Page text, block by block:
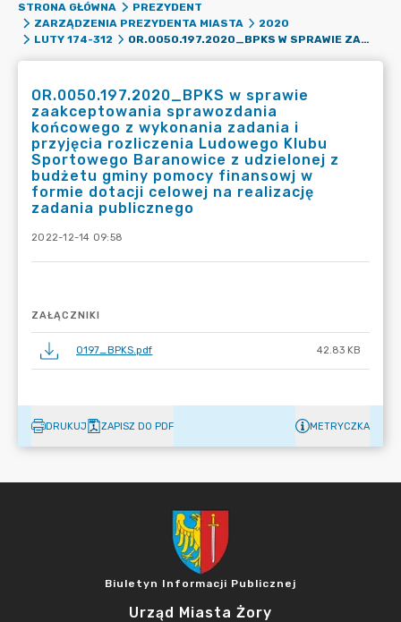
STRONA GŁÓWNA
PREZYDENT
ZARZĄDZENIA PREZYDENTA MIASTA
2020
LUTY 174-312
OR.0050.197.2020_BPKS W SPRAWIE ZAAKCEPTOWANIA SPRAWOZDANIA KOŃCOWEGO Z WYKONANIA ZADANIA I PRZYJĘCIA ROZLICZENIA LUDOWEGO KLUBU SPORTOWEGO BARANOWICE Z UDZIELONEJ Z BUDŻETU GMINY POMOCY FINANSOWJ W FORMIE DOTACJI CELOWEJ NA REALIZACJĘ ZADANIA PUBLICZNEGO
OR.0050.197.2020_BPKS w sprawie
zaakceptowania sprawozdania
końcowego z wykonania zadania i
przyjęcia rozliczenia Ludowego Klubu
Sportowego Baranowice z udzielonej z
budżetu gminy pomocy finansowj w
formie dotacji celowej na realizację
zadania publicznego
2022-12-14 09:58
ZAŁĄCZNIKI
0197_BPKS.pdf 42.83 KB
DRUKUJ ZAPISZ DO PDF METRYCZKA
Biuletyn Informacji Publicznej
Urząd Miasta Żory